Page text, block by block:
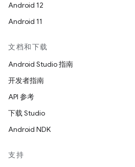
Android 12
Android 11
文档和下载
Android Studio 指南
开发者指南
API 参考
下载 Studio
Android NDK
支持